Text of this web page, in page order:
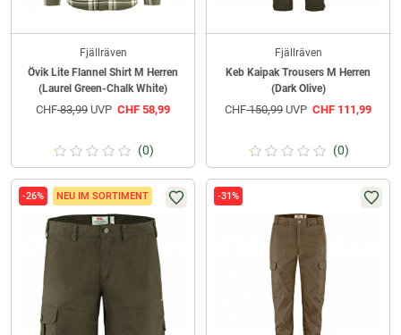
Fjällräven
Övik Lite Flannel Shirt M Herren
(Laurel Green-Chalk White)
CHF83,99 UVP CHF 58,99
(0)
Fjällräven
Keb Kaipak Trousers M Herren
(Dark Olive)
CHF150,99 UVP CHF 111,99
(0)
-26% NEU IM SORTIMENT -31%